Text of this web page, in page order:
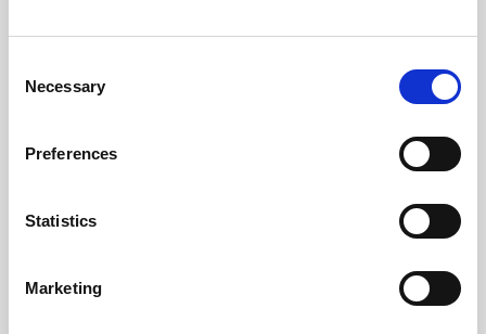
Selection
Necessary
Preferences
Statistics
Marketing